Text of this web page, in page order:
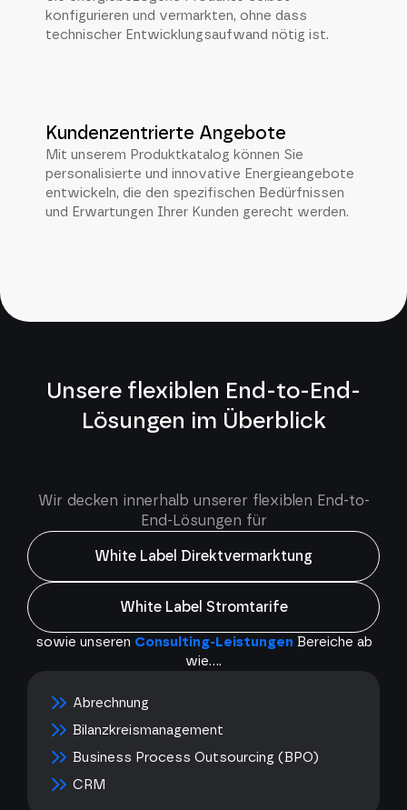
konfigurieren und vermarkten, ohne dass
technischer Entwicklungsaufwand nötig ist.
Kundenzentrierte Angebote
Mit unserem Produktkatalog können Sie
personalisierte und innovative Energieangebote
entwickeln, die den spezifischen Bedürfnissen
und Erwartungen Ihrer Kunden gerecht werden.
Unsere flexiblen End-to-End-
Lösungen im Überblick
Wir decken innerhalb unserer flexiblen End-to-
End-Lösungen für
White Label Direktvermarktung
White Label Stromtarife
sowie unseren Consulting-Leistungen Bereiche ab
wie....
Abrechnung
Bilanzkreismanagement
Business Process Outsourcing (BPO)
CRM